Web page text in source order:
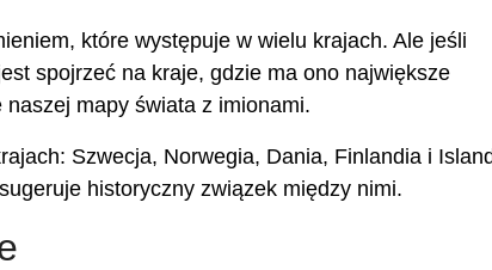
które występuje w wielu krajach. Ale jeśli
spojrzeć na kraje, gdzie ma ono największe
mapy świata z imionami.
Szwecja, Norwegia, Dania, Finlandia i
historyczny związek między nimi.